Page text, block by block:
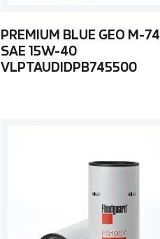
PREMIUM BLUE GEO M-74
SAE 15W-40
VLPTAUDIDPB745500